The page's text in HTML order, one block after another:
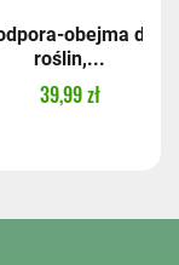
obejma do
roślin,...
39,99 zł